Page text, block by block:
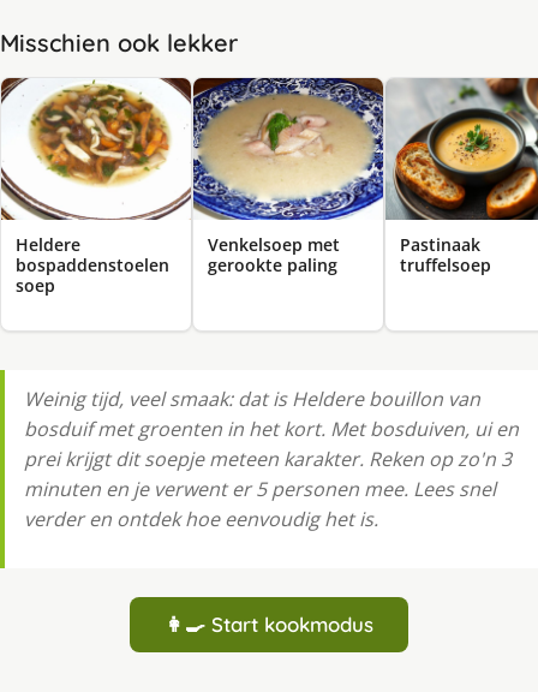
Misschien ook lekker
Heldere
bospaddenstoelen
soep
Venkelsoep met
gerookte paling
Pastinaak
truffelsoep
Weinig tijd, veel smaak: dat is Heldere bouillon van
bosduif met groenten in het kort. Met bosduiven, ui en
prei krijgt dit soepje meteen karakter. Reken op zo'n 3
minuten en je verwent er 5 personen mee. Lees snel
verder en ontdek hoe eenvoudig het is.
👩‍🍳 Start kookmodus